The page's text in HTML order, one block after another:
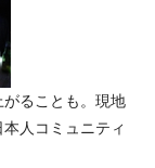
ることも。現地
人コミュニティ